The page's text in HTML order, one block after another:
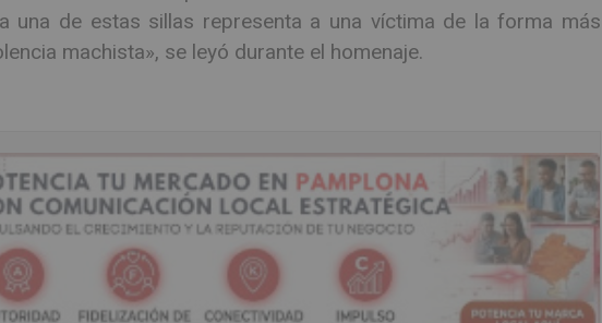
una de estas sillas representa a una víctima de la forma más
machista», se leyó durante el homenaje.